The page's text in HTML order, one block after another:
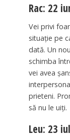
Rac: 22
Vei privi
situație pe
dată. Un
schimba
vei avea
prieteni.
să nu le uiți.
Leu: 23